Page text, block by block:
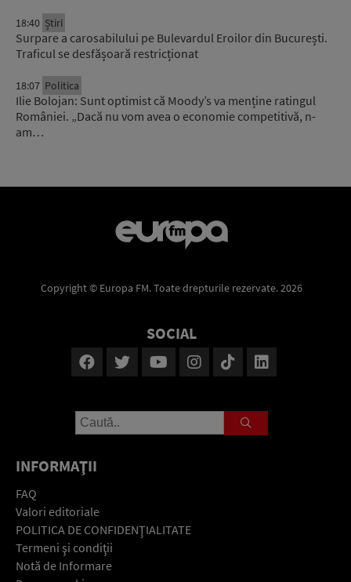
18:40 Știri
Surpare a carosabilului pe Bulevardul Eroilor din București.
Traficul se desfășoară restricționat
18:07 Politica
Ilie Bolojan: Sunt optimist că Moody’s va menține ratingul
României. „Dacă nu vom avea o economie competitivă, n-
am…
Copyright © Europa FM. Toate drepturile rezervate. 2026
SOCIAL
INFORMAŢII
FAQ
Valori editoriale
POLITICA DE CONFIDENŢIALITATE
Termeni şi condiţii
Notă de Informare